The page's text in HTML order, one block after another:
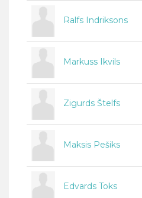
Ralfs Indriksons
Markuss Ikvils
Zigurds Štelfs
Maksis Pešiks
Edvards Toks